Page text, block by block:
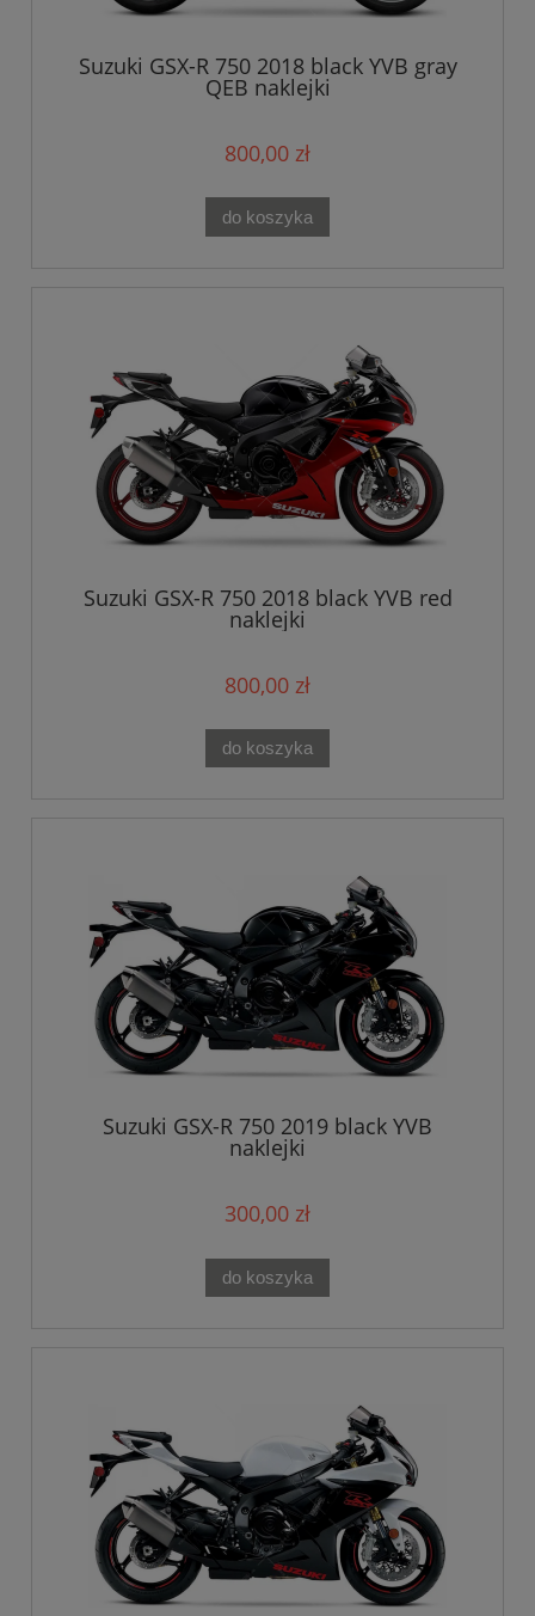
Suzuki GSX-R 750 2018 black YVB gray
QEB naklejki
800,00 zł
do koszyka
Suzuki GSX-R 750 2018 black YVB red
naklejki
800,00 zł
do koszyka
Suzuki GSX-R 750 2019 black YVB
naklejki
300,00 zł
do koszyka